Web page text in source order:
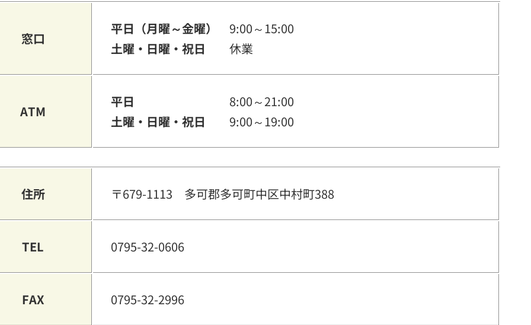
窓口
平日（月曜～金曜）
9:00～15:00
土曜・日曜・祝日
休業
ATM
平日
8:00～21:00
土曜・日曜・祝日
9:00～19:00
住所 〒679-1113 多可郡多可町中区中村町388
TEL 0795-32-0606
FAX 0795-32-2996